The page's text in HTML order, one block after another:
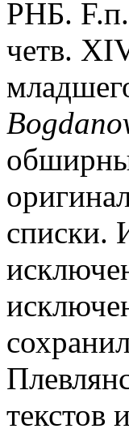
РНБ.
четв.
списки.
текстов